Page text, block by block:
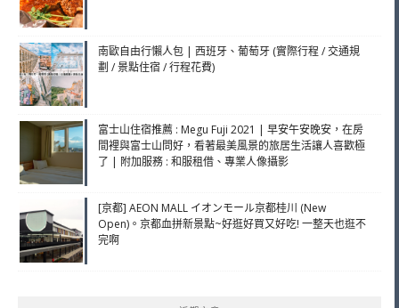
南歐自由行懶人包 | 西班牙、葡萄牙 (實際行程 / 交通規
劃 / 景點住宿 / 行程花費)
富士山住宿推薦 : Megu Fuji 2021 | 早安午安晚安，在房
間裡與富士山問好，看著最美風景的旅居生活讓人喜歡極
了 | 附加服務 : 和服租借、專業人像攝影
[京都] AEON MALL イオンモール京都桂川 (New
Open)。京都血拼新景點~好逛好買又好吃! 一整天也逛不
完啊